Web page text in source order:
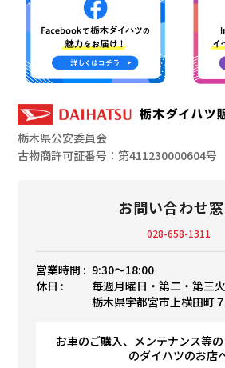
栃木県公安委員会
古物商許可証番号：第411230000604号
お問い合わせ
028-658-1311
営業時間 : 9:30〜18:00
休日 :
毎週月曜日・第二・第三
栃木県宇都宮市上横田町
お車のご購入、メンテナンス等
のダイハツのお店